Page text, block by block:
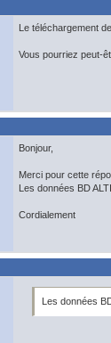
Le téléchargement
Vous pourriez peut-
Bonjour,
Merci pour cette
Les données BD
Cordialement
Les données